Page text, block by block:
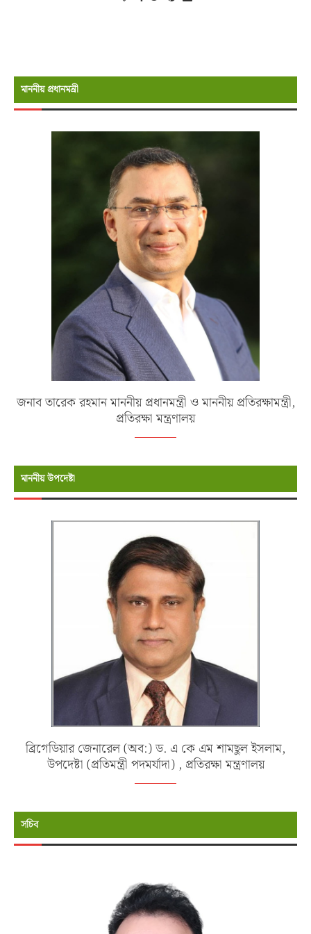
মাননীয় প্রধানমন্রী
জনাব তারেক রহমান মাননীয় প্রধানমন্ত্রী ও মাননীয় প্রতিরক্ষামন্ত্রী,
প্রতিরক্ষা মন্ত্রণালয়
মাননীয় উপদেষ্টা
ব্রিগেডিয়ার জেনারেল (অব:) ড. এ কে এম শামছুল ইসলাম,
উপদেষ্টা (প্রতিমন্ত্রী পদমর্যাদা) , প্রতিরক্ষা মন্ত্রণালয়
সচিব